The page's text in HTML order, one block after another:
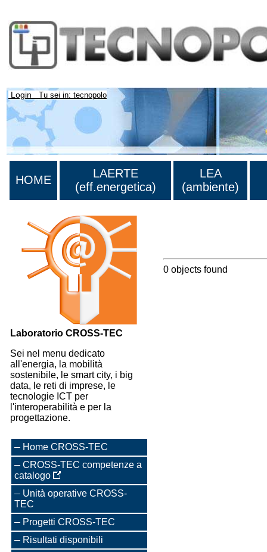
Login Tu sei in: tecnopolo
HOME
LAERTE
(eff.energetica)
LEA
(ambiente)
Laboratorio CROSS-TEC
Sei nel menu dedicato
all'energia, la mobilità
sostenibile, le smart city, i big
data, le reti di imprese, le
tecnologie ICT per
l'interoperabilità e per la
progettazione.
Home CROSS-TEC
CROSS-TEC competenze a
catalogo
Unità operative CROSS-
TEC
Progetti CROSS-TEC
Risultati disponibili
0 objects found